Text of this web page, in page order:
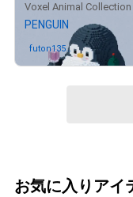
#
Voxel Animal Collection
PENGUIN
futon1357
さんが保有中
お気に入りアイ